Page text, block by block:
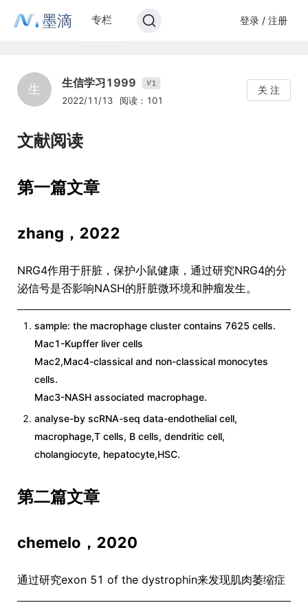
墨滴 专栏 登录 / 注册
生 生信学习1999 V1
2022/11/13 阅读：101
关 注
文献阅读
第一篇文章
zhang，2022
NRG4作用于肝脏，保护小鼠健康，通过研究NRG4的分
泌信号是否影响NASH的肝脏微环境和肿瘤发生。
sample: the macrophage cluster contains 7625 cells.
Mac1-Kupffer liver cells
Mac2,Mac4-classical and non-classical monocytes
cells.
Mac3-NASH associated macrophage.
analyse-by scRNA-seq data-endothelial cell,
macrophage,T cells, B cells, dendritic cell,
cholangiocyte, hepatocyte,HSC.
第二篇文章
chemelo，2020
通过研究exon 51 of the dystrophin来发现肌肉萎缩症